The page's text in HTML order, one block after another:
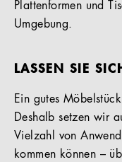
Plattenformen und
Umgebung.
LASSEN SIE
Ein gutes
Deshalb setzen wir
Vielzahl von
kommen können –